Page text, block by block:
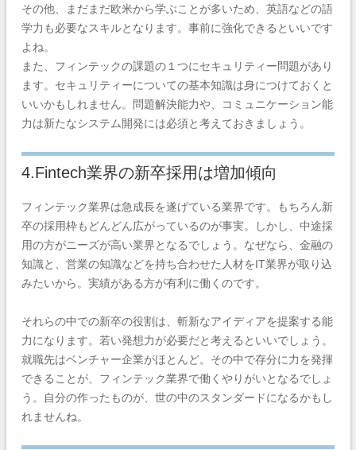
その他、まだまだ欧米から学ぶことが多いため、英語などの語
学力も必要なスキルとなります。事前に強化できるといいです
よね。
また、フィンテックの課題の１つにセキュリティー問題があり
ます。セキュリティーについての基本知識は身につけておくと
いいかもしれません。問題解決能力や、コミュニケーション能
力は新たなシステム開発には必須と考えておきましょう。
4.Fintech業界の新卒採用は増加傾向
フィンテック業界は急成長を遂げている業界です。もちろん新
卒の採用枠もどんどん広がっているのが事実。しかし、中途採
用の方がニーズが高い業界となるでしょう。なぜなら、金融の
知識と、営業の知識などを持ち合わせた人材をIT業界が取り込
みたいから。実績がある方が有利に働くのです。
それらの中での新卒の役割は、斬新なアイディアを提案する能
力になります。若い発想力が必要だと考えるといいでしょう。
就職先はベンチャー企業がほとんど。その中で存分に力を発揮
できることが、フィンテック業界で働くやりがいとなるでしょ
う。自分の作ったものが、世の中のスタンダードになるかもし
れませんね。